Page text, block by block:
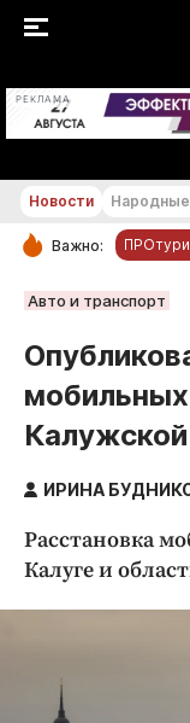
РЕКЛАМА
РУБРИКИ
Обнинск
Статьи
Народные
Авто и
Криминал
Новости
Важно:
Авто и транспорт
ИРИНА
Расстановка
Калуге и